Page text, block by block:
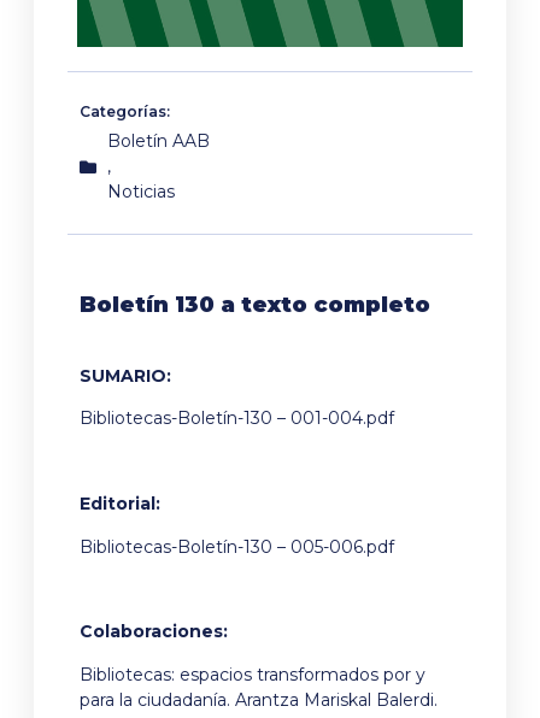
Categorías:
Boletín AAB
,
Noticias
Boletín 130 a texto completo
SUMARIO:
Bibliotecas-Boletín-130 – 001-004.pdf
Editorial:
Bibliotecas-Boletín-130 – 005-006.pdf
Colaboraciones:
Bibliotecas: espacios transformados por y
para la ciudadanía. Arantza Mariskal Balerdi.